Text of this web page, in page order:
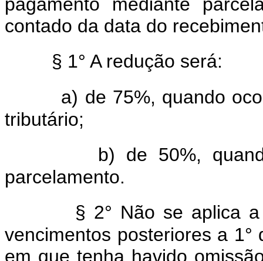
contado da data do
§ 1° A redução será:
a) de 75%, quando
tributário;
b) de 50%,
parcelamento.
§ 2° Não se aplica
vencimentos posteriores a
em que tenha havido